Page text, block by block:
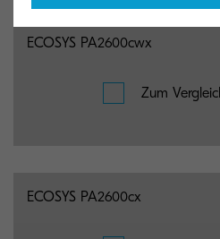
ECOSYS PA2600cwx
Zum
ECOSYS PA2600cx